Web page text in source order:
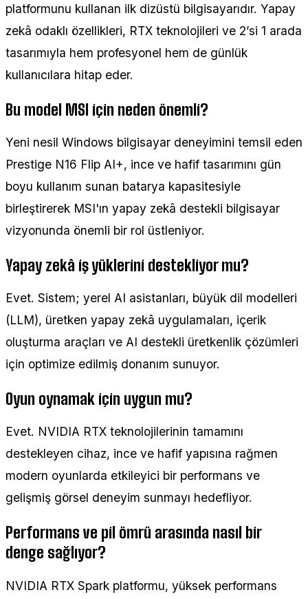
platformunu kullanan ilk dizüstü bilgisayarıdır. Yapay
zekâ odaklı özellikleri, RTX teknolojileri ve 2’si 1 arada
tasarımıyla hem profesyonel hem de günlük
kullanıcılara hitap eder.
Bu model MSI için neden önemli?
Yeni nesil Windows bilgisayar deneyimini temsil eden
Prestige N16 Flip AI+, ince ve hafif tasarımını gün
boyu kullanım sunan batarya kapasitesiyle
birleştirerek MSI'ın yapay zekâ destekli bilgisayar
vizyonunda önemli bir rol üstleniyor.
Yapay zekâ iş yüklerini destekliyor mu?
Evet. Sistem; yerel AI asistanları, büyük dil modelleri
(LLM), üretken yapay zekâ uygulamaları, içerik
oluşturma araçları ve AI destekli üretkenlik çözümleri
için optimize edilmiş donanım sunuyor.
Oyun oynamak için uygun mu?
Evet. NVIDIA RTX teknolojilerinin tamamını
destekleyen cihaz, ince ve hafif yapısına rağmen
modern oyunlarda etkileyici bir performans ve
gelişmiş görsel deneyim sunmayı hedefliyor.
Performans ve pil ömrü arasında nasıl bir
denge sağlıyor?
NVIDIA RTX Spark platformu, yüksek performans